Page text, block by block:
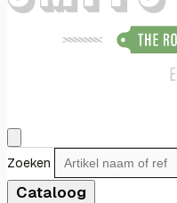
Zoeken
Cataloog